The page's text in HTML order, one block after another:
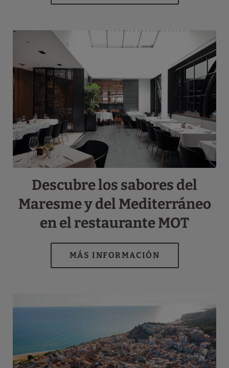
Descubre los sabores del
Maresme y del Mediterráneo
en el restaurante MOT